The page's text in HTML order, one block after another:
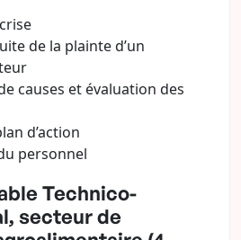
de la plainte d’un
causes et évaluation des
d’action
personnel
Technico-
secteur de